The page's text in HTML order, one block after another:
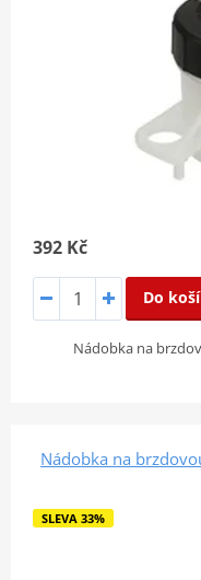
392 Kč
Do
Nádobka na
Nádobka na
SLEVA 33%